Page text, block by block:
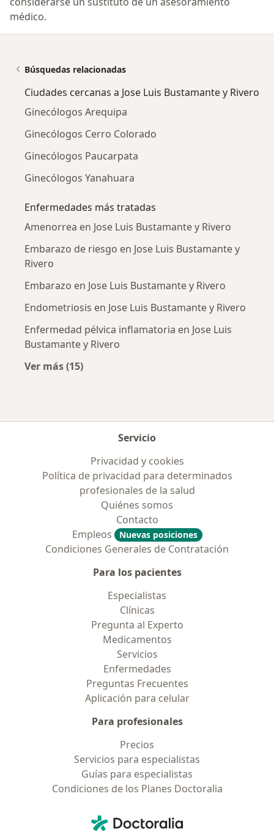
médico.
Búsquedas relacionadas
Ciudades cercanas a Jose Luis Bustamante y Rivero
Ginecólogos Arequipa
Ginecólogos Cerro Colorado
Ginecólogos Paucarpata
Ginecólogos Yanahuara
Enfermedades más tratadas
Amenorrea en Jose Luis Bustamante y Rivero
Embarazo de riesgo en Jose Luis Bustamante y
Rivero
Embarazo en Jose Luis Bustamante y Rivero
Endometriosis en Jose Luis Bustamante y Rivero
Enfermedad pélvica inflamatoria en Jose Luis
Bustamante y Rivero
Ver más (15)
Servicio
Privacidad y cookies
Política de privacidad para determinados
profesionales de la salud
Quiénes somos
Contacto
Empleos
Nuevas posiciones
Condiciones Generales de Contratación
Para los pacientes
Especialistas
Clínicas
Pregunta al Experto
Medicamentos
Servicios
Enfermedades
Preguntas Frecuentes
Aplicación para celular
Para profesionales
Precios
Servicios para especialistas
Guías para especialistas
Condiciones de los Planes Doctoralia
Doctoralia - Página de inicio